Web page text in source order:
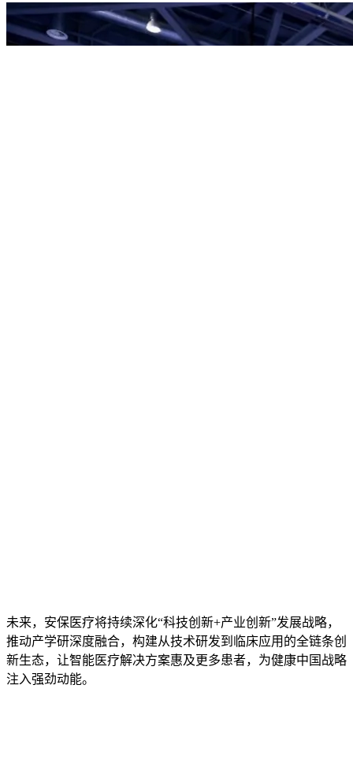
未来，安保医疗将持续深化“科技创新+产业创新”发展战略，
推动产学研深度融合，构建从技术研发到临床应用的全链条创
新生态，让智能医疗解决方案惠及更多患者，为健康中国战略
注入强劲动能。